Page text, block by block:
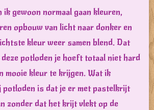
ik gewoon normaal gaan kleuren,
opbouw van licht naar donker en
kleur weer samen blend. Dat
potloden je hoeft totaal niet hard
mooie kleur te krijgen. Wat ik
potloden is dat je er met pastelkrijt
zonder dat het krijt vlekt op de